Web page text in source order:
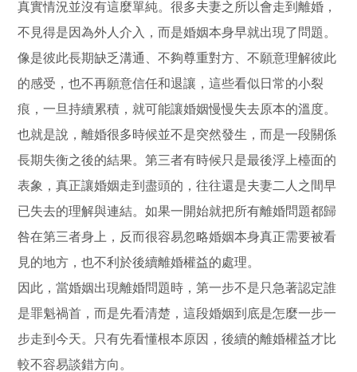
真實情況並沒有這麼單純。很多夫妻之所以會走到離婚，
不見得是因為外人介入，而是婚姻本身早就出現了問題。
像是彼此長期缺乏溝通、不夠尊重對方、不願意理解彼此
的感受，也不再願意信任和退讓，這些看似日常的小裂
痕，一旦持續累積，就可能讓婚姻慢慢失去原本的溫度。
也就是說，離婚很多時候並不是突然發生，而是一段關係
長期失衡之後的結果。第三者有時候只是最後浮上檯面的
表象，真正讓婚姻走到盡頭的，往往還是夫妻二人之間早
已失去的理解與連結。如果一開始就把所有離婚問題都歸
咎在第三者身上，反而很容易忽略婚姻本身真正需要被看
見的地方，也不利於後續離婚權益的處理。
因此，當婚姻出現離婚問題時，第一步不是只急著認定誰
是罪魁禍首，而是先看清楚，這段婚姻到底是怎麼一步一
步走到今天。只有先看懂根本原因，後續的離婚權益才比
較不容易談錯方向。